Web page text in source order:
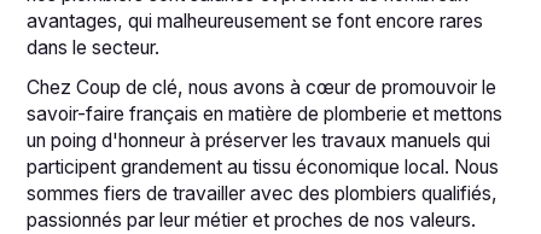
avantages, qui malheureusement se font encore rares
dans le secteur.
Chez Coup de clé, nous avons à cœur de promouvoir le
savoir-faire français en matière de plomberie et mettons
un poing d'honneur à préserver les travaux manuels qui
participent grandement au tissu économique local. Nous
sommes fiers de travailler avec des plombiers qualifiés,
passionnés par leur métier et proches de nos valeurs.